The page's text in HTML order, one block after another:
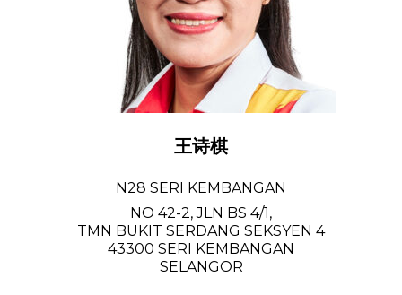
王诗棋
N28 SERI KEMBANGAN
NO 42-2, JLN BS 4/1,
TMN BUKIT SERDANG SEKSYEN 4
43300 SERI KEMBANGAN
SELANGOR